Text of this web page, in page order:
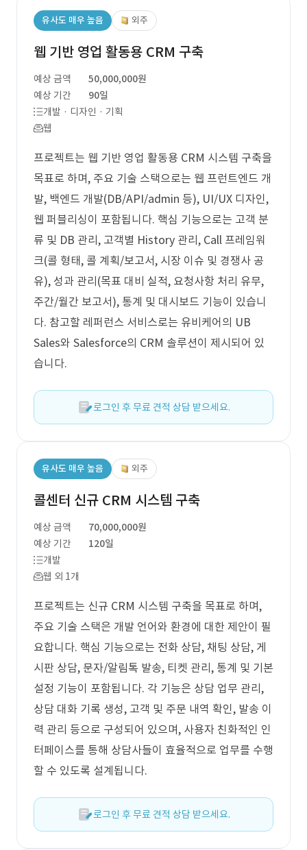
유사도 매우 높음 외주
웹 기반 영업 활동용 CRM 구축
예상 금액
50,000,000원
예상 기간
90일
개발 · 디자인 · 기획
웹
프로젝트는 웹 기반 영업 활동용 CRM 시스템 구축을
목표로 하며, 주요 기술 스택으로는 웹 프런트엔드 개
발, 백엔드 개발(DB/API/admin 등), UI/UX 디자인,
웹 퍼블리싱이 포함됩니다. 핵심 기능으로는 고객 분
류 및 DB 관리, 고객별 History 관리, Call 프레임워
크(콜 형태, 콜 계획/보고서, 시장 이슈 및 경쟁사 공
유), 성과 관리(목표 대비 실적, 요청사항 처리 유무,
주간/월간 보고서), 통계 및 대시보드 기능이 있습니
다. 참고할 레퍼런스 서비스로는 유비케어의 UB
Sales와 Salesforce의 CRM 솔루션이 제시되어 있
습니다.
로그인 후 무료 견적 상담 받으세요.
유사도 매우 높음 외주
콜센터 신규 CRM 시스템 구축
예상 금액
70,000,000원
예상 기간
120일
개발
웹 외 1개
프로젝트는 신규 CRM 시스템 구축을 목표로 하며,
주요 기술 스택은 개발 언어와 환경에 대한 제안이 필
요합니다. 핵심 기능으로는 전화 상담, 채팅 상담, 게
시판 상담, 문자/알림톡 발송, 티켓 관리, 통계 및 기본
설정 기능이 포함됩니다. 각 기능은 상담 업무 관리,
상담 대화 기록 생성, 고객 및 주문 내역 확인, 발송 이
력 관리 등으로 구성되어 있으며, 사용자 친화적인 인
터페이스를 통해 상담사들이 효율적으로 업무를 수행
할 수 있도록 설계됩니다.
로그인 후 무료 견적 상담 받으세요.